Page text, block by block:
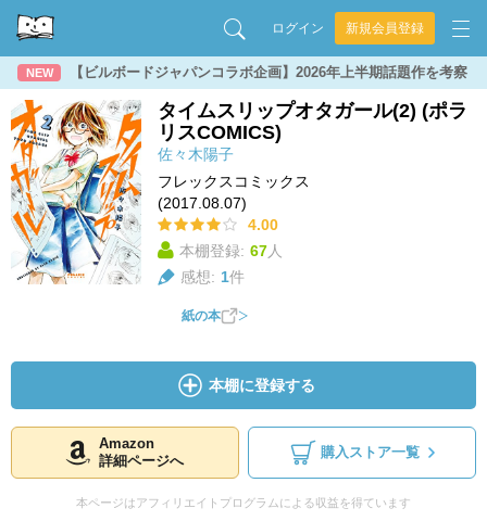
ログイン 新規会員登録
NEW 【ビルボードジャパンコラボ企画】2026年上半期話題作を考察
タイムスリップオタガール(2) (ポラ
リスCOMICS)
佐々木陽子
フレックスコミックス
(2017.08.07)
4.00
本棚登録: 67人
感想: 1件
紙の本
本棚に登録する
Amazon
詳細ページへ
購入ストア一覧
本ページはアフィリエイトプログラムによる収益を得ています